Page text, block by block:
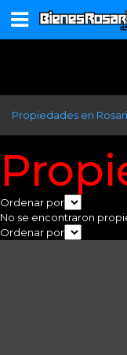
Propiedades en
Ordenar por
No se encontraron
Ordenar por